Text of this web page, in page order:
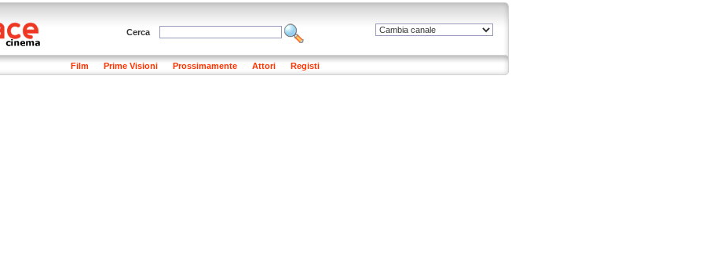
Cerca
Film Prime Visioni Prossimamente Attori Registi